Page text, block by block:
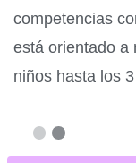
competencias
está orientado a
niños hasta los